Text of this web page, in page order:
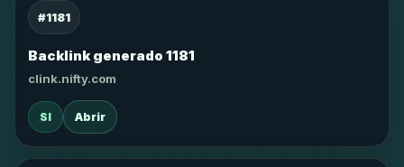
#1181
Backlink generado 1181
clink.nifty.com
SI Abrir